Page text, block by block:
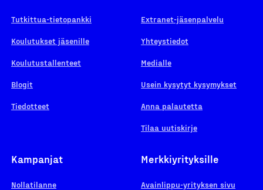
Tutkittua-tietopankki
Koulutukset jäsenille
Koulutustallenteet
Blogit
Tiedotteet
Extranet-jäsenpalvelu
Yhteystiedot
Medialle
Usein kysytyt kysymykset
Anna palautetta
Tilaa uutiskirje
Kampanjat
Nollatilanne
Merkkiyrityksille
Avainlippu-yrityksen sivu